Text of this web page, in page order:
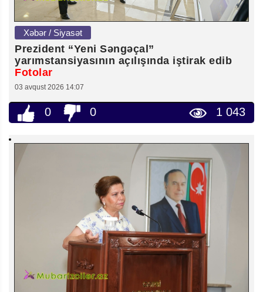
Xəbər / Siyasət
Prezident “Yeni Səngəçal”
yarımstansiyasının açılışında iştirak edib
Fotolar
03 avqust 2026 14:07
0 0 1 043